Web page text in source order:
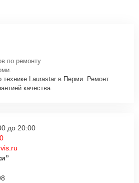
по ремонту
Laurastar в Перми. Ремонт
качества.
до 20:00